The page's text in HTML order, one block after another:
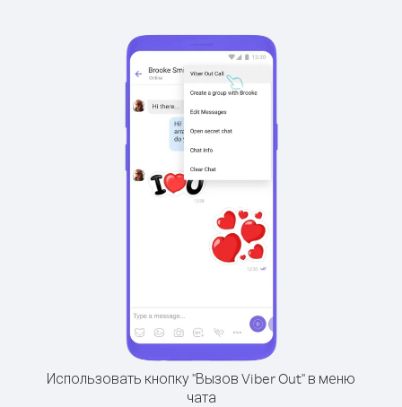
Использовать кнопку "Вызов Viber Out" в меню
чата